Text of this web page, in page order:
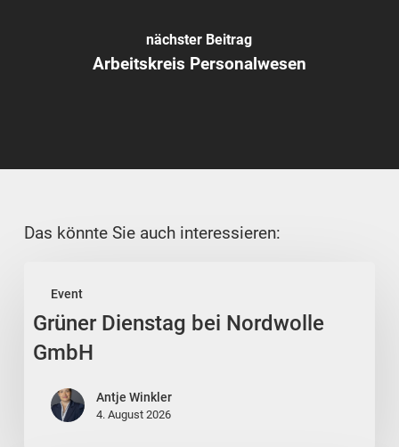
nächster Beitrag
Arbeitskreis Personalwesen
Das könnte Sie auch interessieren:
Event
Dienstag
bei
Nordwolle
Grüner Dienstag bei Nordwolle
GmbH
Antje Winkler
4. August 2026